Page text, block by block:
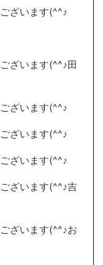
ざいます(^^♪
ざいます(^^♪田
ざいます(^^♪
ざいます(^^♪
ざいます(^^♪
ざいます(^^♪吉
ざいます(^^♪お